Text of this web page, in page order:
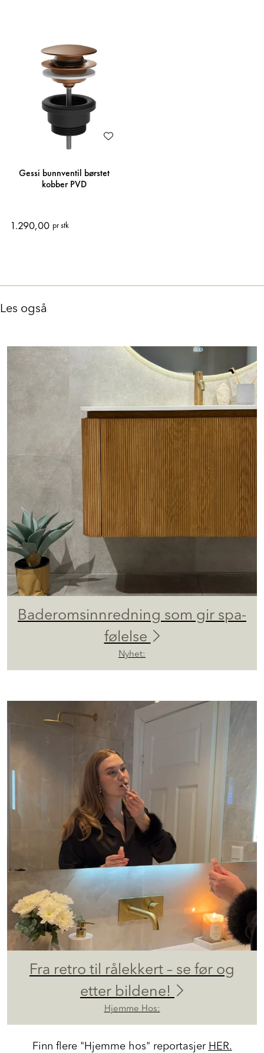
Gessi bunnventil børstet
kobber PVD
1.290,00 pr stk
Les også
Baderomsinnredning som gir spa-
følelse
Nyhet:
Fra retro til rålekkert – se før og
etter bildene!
Hjemme Hos:
Finn flere "Hjemme hos" reportasjer HER.